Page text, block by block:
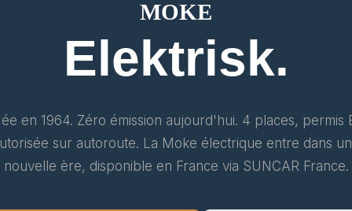
MOKE
Elektrisk.
en 1964. Zéro émission aujourd'hui. 4 places, permis
sur autoroute. La Moke électrique entre dans
nouvelle ère, disponible en France via SUNCAR France.